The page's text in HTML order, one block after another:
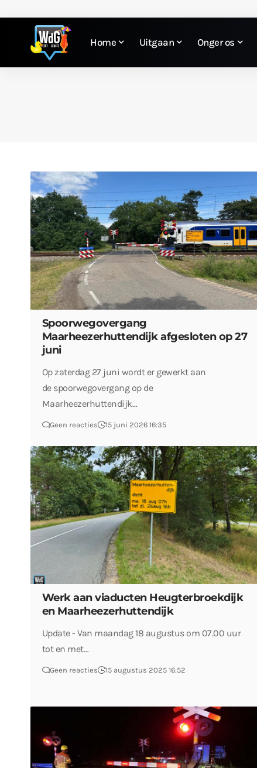
Home Uitgaan Onger os
Spoorwegovergang
Maarheezerhuttendijk afgesloten op 27
juni
Op zaterdag 27 juni wordt er gewerkt aan
de spoorwegovergang op de
Maarheezerhuttendijk…
Geen reacties 15 juni 2026 16:35
Werk aan viaducten Heugterbroekdijk
en Maarheezerhuttendijk
Update - Van maandag 18 augustus om 07.00 uur
tot en met…
Geen reacties 15 augustus 2025 16:52